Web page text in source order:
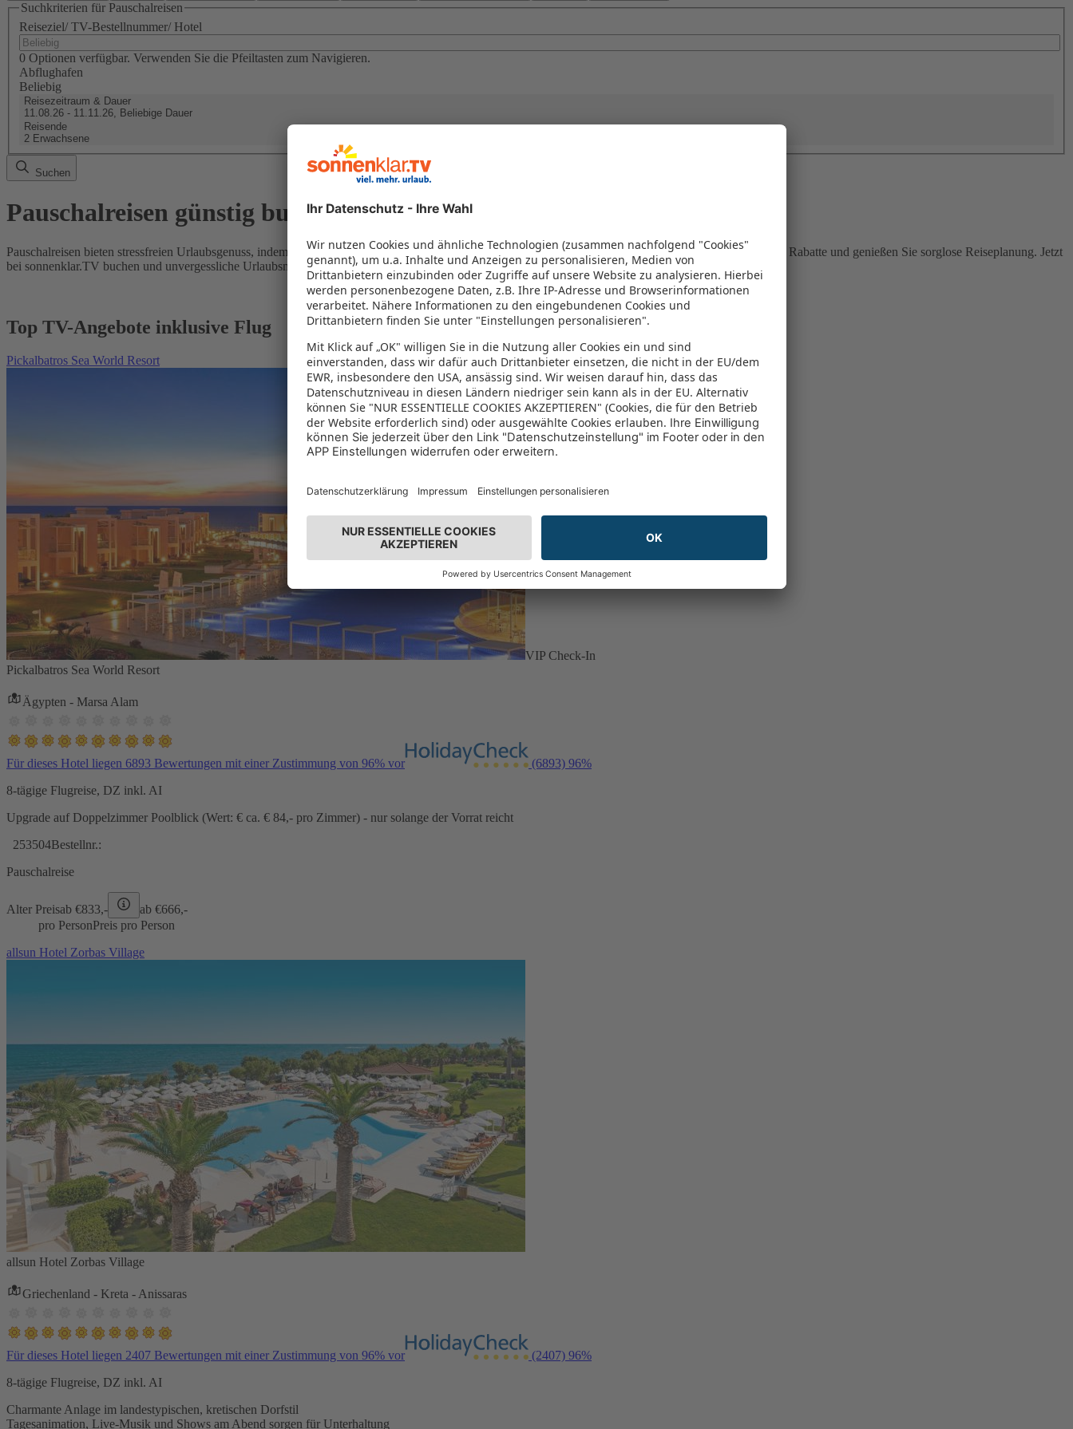
Suchkriterien für Pauschalreisen
Reiseziel/ TV-Bestellnummer/ Hotel
0 Optionen verfügbar. Verwenden Sie die Pfeiltasten zum Navigieren.
Abflughafen
Beliebig
Reisezeitraum & Dauer
11.08.26 - 11.11.26, Beliebige Dauer
Reisende
2 Erwachsene
Suchen
Pauschalreisen günstig buchen
Pauschalreisen bieten stressfreien Urlaubsgenuss, indem Flug und Hotel in einem Paket kombiniert werden – das spart Zeit und Geld. Nutzen Sie attraktive Rabatte und genießen Sie sorglose Reiseplanung. Jetzt
bei sonnenklar.TV buchen und unvergessliche Urlaubsmomente erleben!
Top TV-Angebote inklusive Flug
Pickalbatros Sea World Resort
VIP Check-In
Pickalbatros Sea World Resort
Ägypten - Marsa Alam
Für dieses Hotel liegen 6893 Bewertungen mit einer Zustimmung von 96% vor (6893) 96%
8-tägige Flugreise, DZ inkl. AI
Upgrade auf Doppelzimmer Poolblick (Wert: € ca. € 84,- pro Zimmer) - nur solange der Vorrat reicht
253504Bestellnr.:
Pauschalreise
Alter Preisab €833,- ab €666,-
pro PersonPreis pro Person
allsun Hotel Zorbas Village
allsun Hotel Zorbas Village
Griechenland - Kreta - Anissaras
Für dieses Hotel liegen 2407 Bewertungen mit einer Zustimmung von 96% vor (2407) 96%
8-tägige Flugreise, DZ inkl. AI
Charmante Anlage im landestypischen, kretischen Dorfstil
Tagesanimation, Live-Musik und Shows am Abend sorgen für Unterhaltung